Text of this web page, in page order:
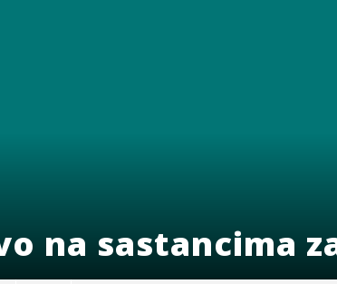
na sastancima